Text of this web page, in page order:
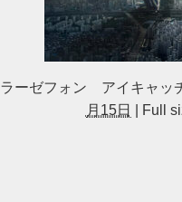
ラーゼフォン アイキャ
月15日
Full